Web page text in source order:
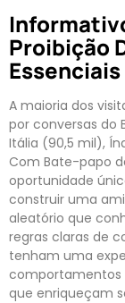
Proibição
A maioria dos
por conversas do
Itália (90,5 mil),
Com Bate-papo
oportunidade
construir uma
aleatório que
regras claras de
tenham uma
comportamentos
que enriqueçam